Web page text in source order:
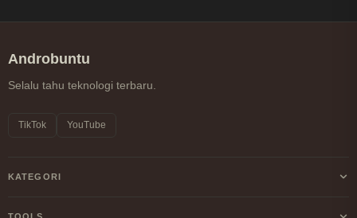
Androbuntu
Selalu tahu teknologi terbaru.
TikTok YouTube
KATEGORI
Android